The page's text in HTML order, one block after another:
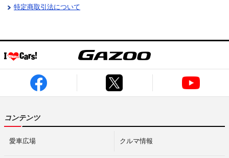
特定商取引法について
コンテンツ
愛車広場 クルマ情報